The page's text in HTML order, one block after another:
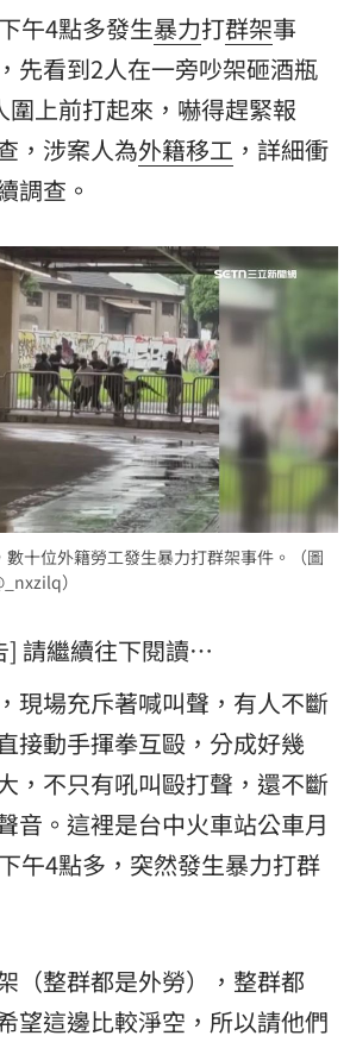
午4點多發生暴力打群架事
先看到2人在一旁吵架砸酒瓶
圍上前打起來，嚇得趕緊報
，涉案人為外籍移工 ，詳細衝
調查。
十位外籍勞工發生暴力打群架事件。（圖
）
] 請繼續往下閱讀…
現場充斥著喊叫聲，有人不斷
接動手揮拳互毆，分成好幾
，不只有吼叫毆打聲，還不斷
音。這裡是台中火車站公車月
午4點多，突然發生暴力打群
（整群都是外勞），整群都
望這邊比較淨空，所以請他們